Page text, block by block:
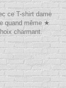
ce T-shirt dame
quand même ★
charmant.